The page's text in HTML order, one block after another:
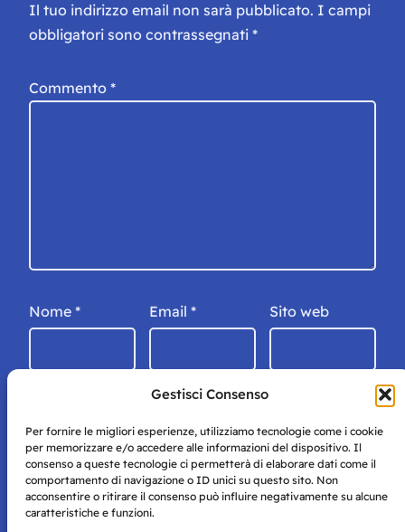
Gestisci Consenso
Per fornire le migliori esperienze, utilizziamo tecnologie come i cookie
per memorizzare e/o accedere alle informazioni del dispositivo. Il
consenso a queste tecnologie ci permetterà di elaborare dati come il
comportamento di navigazione o ID unici su questo sito. Non
acconsentire o ritirare il consenso può influire negativamente su alcune
caratteristiche e funzioni.
Il tuo indirizzo email non sarà pubblicato. I campi
obbligatori sono contrassegnati *
Commento *
Nome * Email * Sito web